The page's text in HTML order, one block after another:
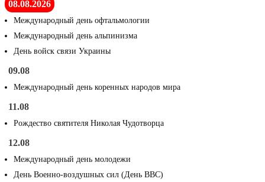
08.08.2026
Международный день офтальмологии
Международный день альпинизма
День войск связи Украины
09.08
Международный день коренных народов мира
11.08
Рождество святителя Николая Чудотворца
12.08
Международный день молодежи
День Военно-воздушных сил (День ВВС)